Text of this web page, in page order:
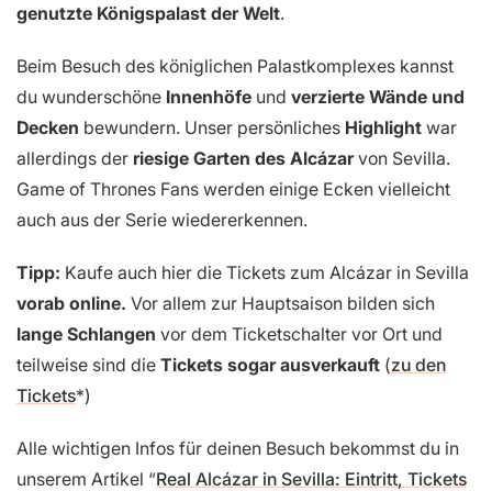
genutzte Königspalast der Welt.
Beim Besuch des königlichen Palastkomplexes kannst
du wunderschöne Innenhöfe und verzierte Wände und
Decken bewundern. Unser persönliches Highlight war
allerdings der riesige Garten des Alcázarvon Sevilla.
Game of Thrones Fans werden einige Ecken vielleicht
auch aus der Serie wiedererkennen.
Tipp: Kaufe auch hier die Tickets zum Alcázar in Sevilla
vorab online. Vor allem zur Hauptsaison bilden sich
lange Schlangen vor dem Ticketschalter vor Ort und
teilweise sind die Tickets sogar ausverkauft (zu den
Tickets )
Alle wichtigen Infos für deinen Besuch bekommst du in
unserem Artikel “Real Alcázar in Sevilla: Eintritt, Tickets